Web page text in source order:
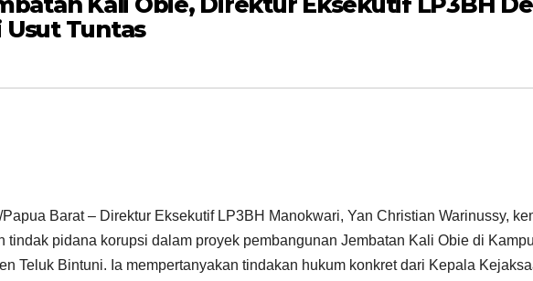
Tuntas
Barat – Direktur Eksekutif LP3BH Manokwari, Yan Christian Warinussy,
tindak pidana korupsi dalam proyek pembangunan Jembatan Kali Obie di
Teluk Bintuni. Ia mempertanyakan tindakan hukum konkret dari Kepala